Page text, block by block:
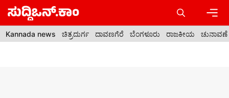
Skip
content
Kannada news ಚಿತ್ರದುರ್ಗ ದಾವಣಗೆರೆ ಬೆಂಗಳೂರು ರಾಜಕೀಯ ಚುನಾವಣೆ